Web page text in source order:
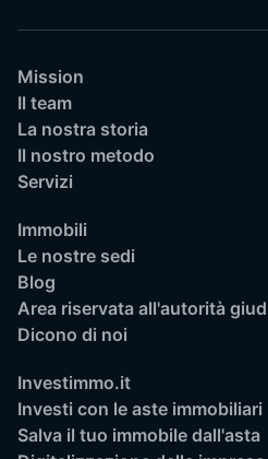
Mission
Il team
La nostra storia
Il nostro metodo
Servizi
Immobili
Le nostre sedi
Blog
Area riservata all'autorità
Dicono di noi
Investimmo.it
Investi con le aste immobiliari
Salva il tuo immobile dall'asta